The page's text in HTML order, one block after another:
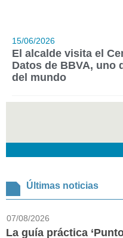
15/06/2026
El alcalde visita el
Datos de BBVA, uno
del mundo
Últimas noticias
07/08/2026
La guía práctica